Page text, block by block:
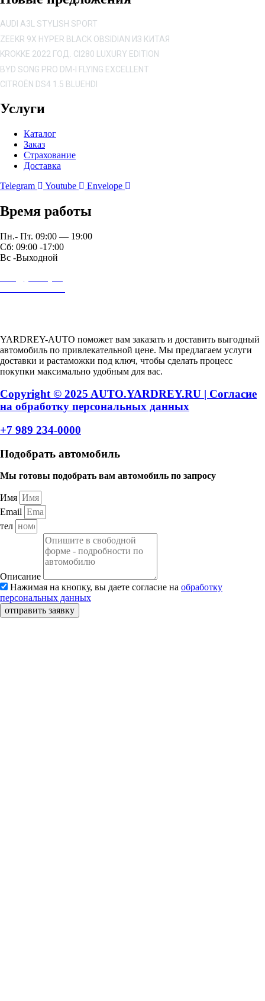
AUDI A3L STYLISH SPORT
ZEEKR 9X HYPER BLACK OBSIDIAN ИЗ КИТАЯ
KROKKE 2022 ГОД. CI280 LUXURY EDITION
BYD SONG PRO DM-I FLYING EXCELLENT
CITROËN DS4 1.5 BLUEHDI
Услуги
Каталог
Заказ
Страхование
Доставка
Telegram
Youtube Envelope
Время работы
Пн.- Пт. 09:00 — 19:00
Сб: 09:00 -17:00
Вс -Выходной
YARDREY-AUTO поможет вам заказать и доставить выгодный
автомобиль по привлекательной цене. Мы предлагаем услуги
доставки и растаможки под ключ, чтобы сделать процесс
покупки максимально удобным для вас.
Copyright © 2025 AUTO.YARDREY.RU | Cогласие
на обработку персональных данных
+7 989 234-0000
Подобрать автомобиль
Мы готовы подобрать вам автомобиль по запросу
Имя
Email
тел
Описание
Нажимая на кнопку, вы даете согласие на обработку
персональных данных
отправить заявку